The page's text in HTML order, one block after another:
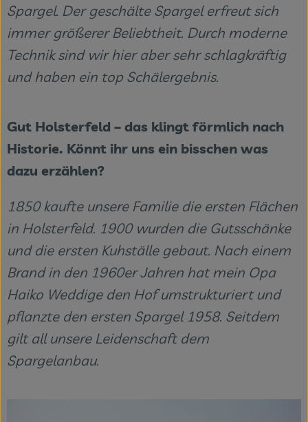
Spargel. Der geschälte Spargel erfreut sich
immer größerer Beliebtheit. Durch moderne
Technik sind wir hier aber sehr schlagkräftig
und haben ein top Schälergebnis.
Gut Holsterfeld – das klingt förmlich nach
Historie. Könnt ihr uns ein bisschen was
dazu erzählen?
1850 kaufte unsere Familie die ersten Flächen
in Holsterfeld. 1900 wurden die Gutsschänke
und die ersten Kuhställe gebaut. Nach einem
Brand in den 1960er Jahren hat mein Opa
Haiko Weddige den Hof umstrukturiert und
pflanzte den ersten Spargel 1958. Seitdem
gilt all unsere Leidenschaft dem
Spargelanbau.